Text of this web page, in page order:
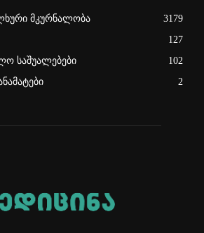
მკურნალობა
3179
127
საშუალებები
102
2